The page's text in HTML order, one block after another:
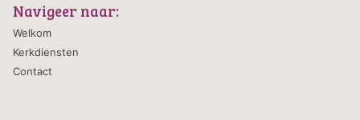
Navigeer naar:
Welkom
Kerkdiensten
Contact